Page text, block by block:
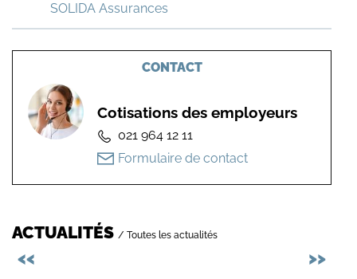
CONTACT
Cotisations des employeurs
021 964 12 11
Formulaire de contact
ACTUALITÉS / Toutes les actualités
<< >>
SOLIDA Assurances